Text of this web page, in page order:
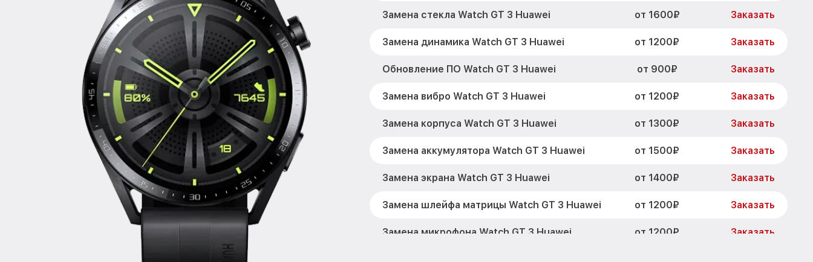
Замена стекла Watch GT 3 Huawei от 1600₽ Заказать
Замена динамика Watch GT 3 Huawei от 1200₽ Заказать
Обновление ПО Watch GT 3 Huawei от 900₽ Заказать
Замена вибро Watch GT 3 Huawei от 1200₽ Заказать
Замена корпуса Watch GT 3 Huawei от 1300₽ Заказать
Замена аккумулятора Watch GT 3 Huawei от 1500₽ Заказать
Замена экрана Watch GT 3 Huawei от 1400₽ Заказать
Замена шлейфа матрицы Watch GT 3 Huawei от 1200₽ Заказать
Замена микрофона Watch GT 3 Huawei от 1200₽ Заказать